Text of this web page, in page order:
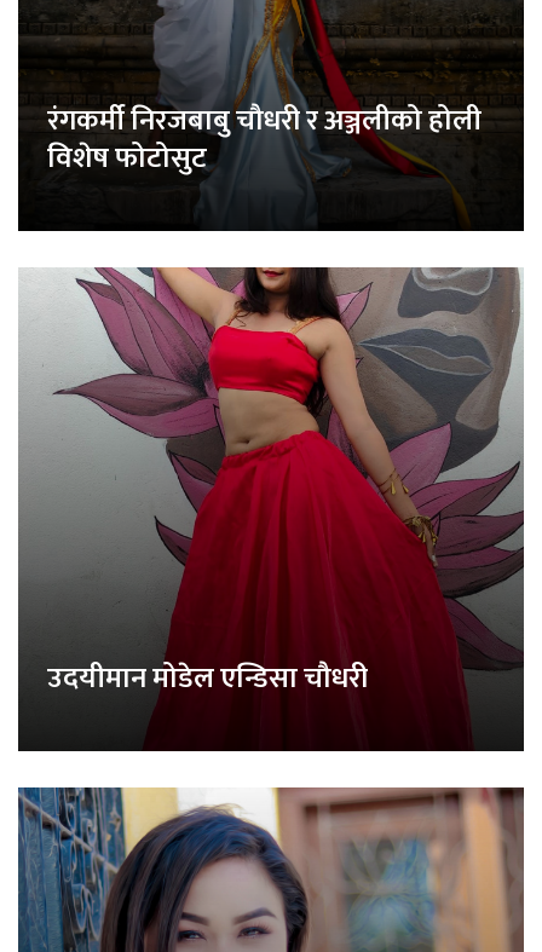
रंगकर्मी निरजबाबु चौधरी र अञ्जलीको होली
विशेष फोटोसुट
उदयीमान मोडेल एन्डिसा चौधरी